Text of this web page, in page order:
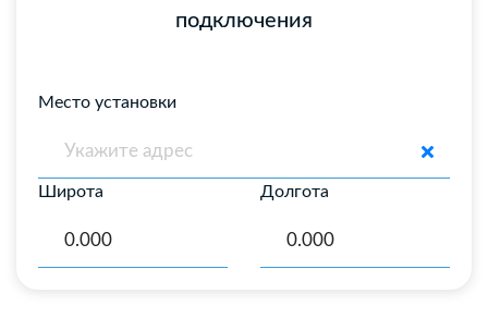
подключения
Место установки
Широта Долгота